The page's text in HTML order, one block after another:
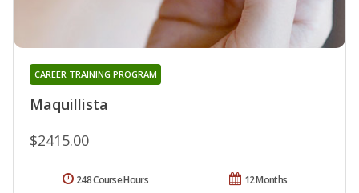
Maquillista
CAREER TRAINING PROGRAM
$2415.00
12 Months
248 Course Hours